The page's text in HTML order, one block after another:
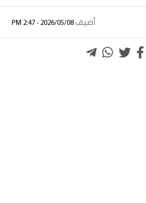
أضيف 2026/05/08 - 2:47 PM